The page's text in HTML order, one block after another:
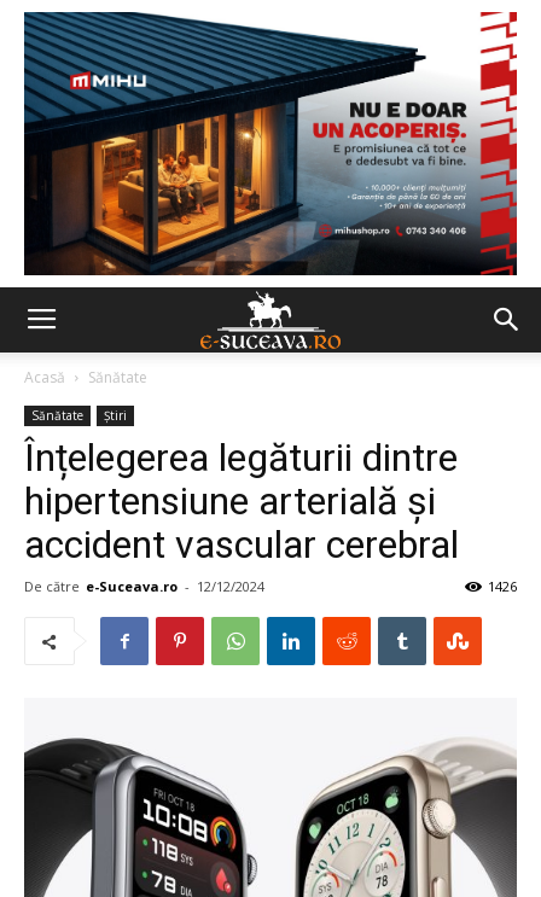
Acasă Sănătate
Sănătate Ştiri
Înțelegerea legăturii dintre
hipertensiune arterială și
accident vascular cerebral
De către e-Suceava.ro - 12/12/2024 1426